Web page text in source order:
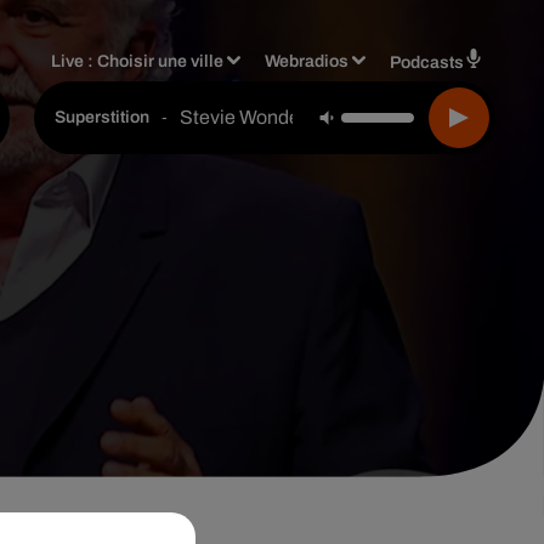
Live :Choisir une ville Webradios Podcasts
Superstition - Stevie Wonder